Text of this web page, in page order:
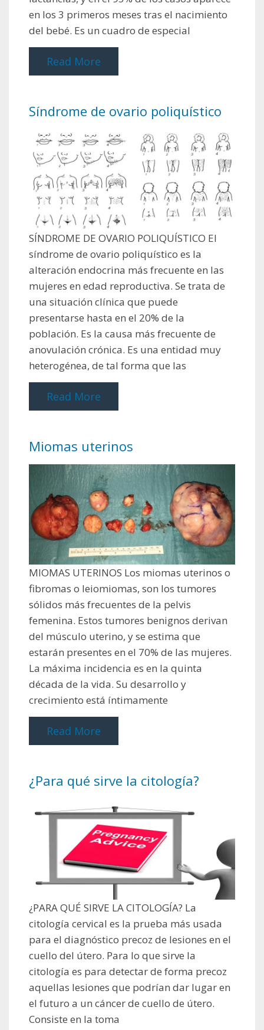
en los 3 primeros meses tras el nacimiento
del bebé. Es un cuadro de especial
Read More
Síndrome de ovario poliquístico
SÍNDROME DE OVARIO POLIQUÍSTICO El
síndrome de ovario poliquístico es la
alteración endocrina más frecuente en las
mujeres en edad reproductiva. Se trata de
una situación clínica que puede
presentarse hasta en el 20% de la
población. Es la causa más frecuente de
anovulación crónica. Es una entidad muy
heterogénea, de tal forma que las
Read More
Miomas uterinos
MIOMAS UTERINOS Los miomas uterinos o
fibromas o leiomiomas, son los tumores
sólidos más frecuentes de la pelvis
femenina. Estos tumores benignos derivan
del músculo uterino, y se estima que
estarán presentes en el 70% de las mujeres.
La máxima incidencia es en la quinta
década de la vida. Su desarrollo y
crecimiento está íntimamente
Read More
¿Para qué sirve la citología?
¿PARA QUÉ SIRVE LA CITOLOGÍA? La
citología cervical es la prueba más usada
para el diagnóstico precoz de lesiones en el
cuello del útero. Para lo que sirve la
citología es para detectar de forma precoz
aquellas lesiones que podrían dar lugar en
el futuro a un cáncer de cuello de útero.
Consiste en la toma